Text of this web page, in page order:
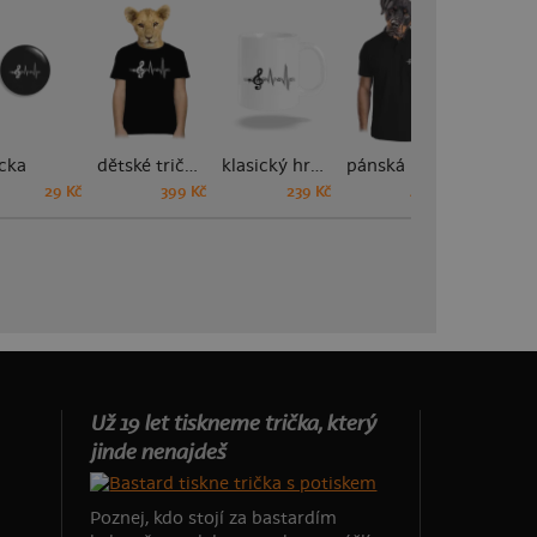
29 Kč
dětské tričko
399 Kč
klasický hrnek
239 Kč 449 Kč
Už 19 let tiskneme trička, který
jinde nenajdeš
Poznej, kdo stojí za bastardím